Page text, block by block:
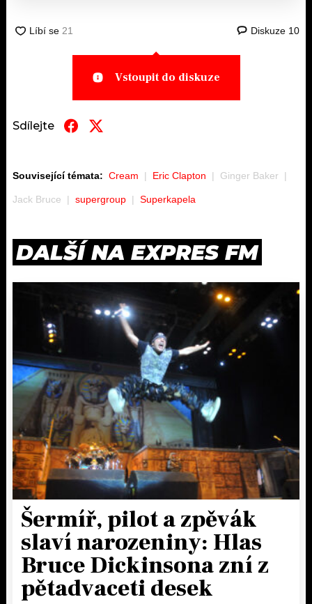
Diskuze 10
Vstoupit do diskuze
Sdílejte
Související témata: Cream Eric Clapton Ginger Baker
Jack Bruce supergroup Superkapela
DALŠÍ NA EXPRES FM
Šermíř, pilot a zpěvák
slaví narozeniny: Hlas
Bruce Dickinsona zní z
pětadvaceti desek